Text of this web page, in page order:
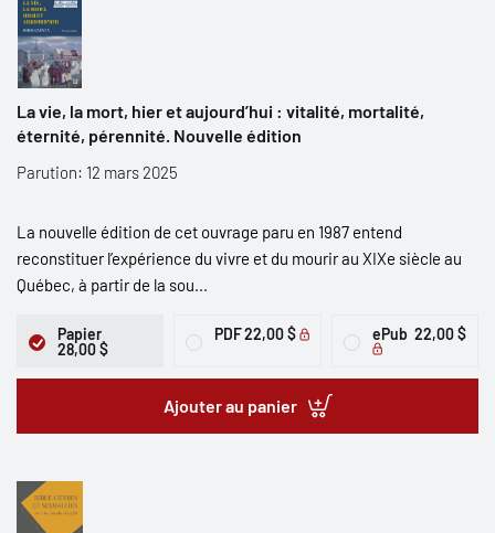
La vie, la mort, hier et aujourd’hui : vitalité, mortalité,
éternité, pérennité. Nouvelle édition
Parution: 12 mars 2025
La nouvelle édition de cet ouvrage paru en 1987 entend
reconstituer l’expérience du vivre et du mourir au XIXe siècle au
Québec, à partir de la sou...
Papier
28,00 $
PDF22,00 $ ePub 22,00 $
Ajouter au panier